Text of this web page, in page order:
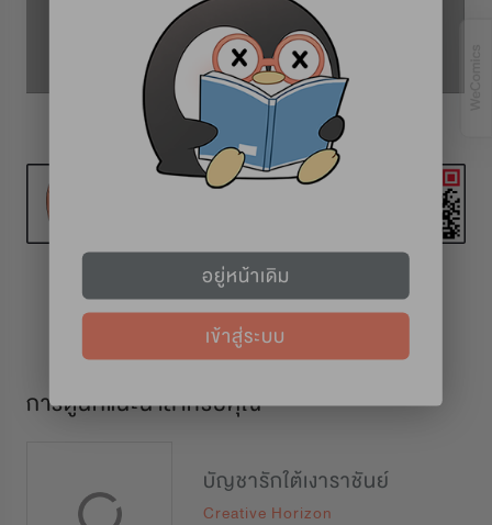
ตอนที่ 53
การ์ตูนที่แนะนำสำหรับคุณ
บัญชารักใต้เงาราชันย์
Creative Horizon
อยู่หน้าเดิม
เข้าสู่ระบบ